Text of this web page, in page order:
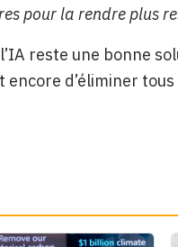
pour la rendre plus
reste une bonne
d’éliminer